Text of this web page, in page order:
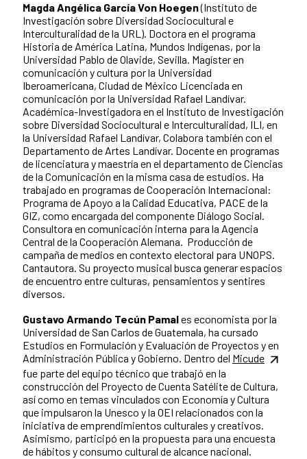
Magda Angélica García Von Hoegen(Instituto de
Investigación sobre Diversidad Sociocultural e
Interculturalidad de la URL). Doctora en el programa
Historia de América Latina, Mundos Indígenas, por la
Universidad Pablo de Olavide, Sevilla. Magíster en
comunicación y cultura por la Universidad
Iberoamericana, Ciudad de México Licenciada en
comunicación por la Universidad Rafael Landívar.
Académica-Investigadora en el Instituto de Investigación
sobre Diversidad Sociocultural e Interculturalidad, ILI, en
la Universidad Rafael Landívar, Colabora también con el
Departamento de Artes Landívar. Docente en programas
de licenciatura y maestría en el departamento de Ciencias
de la Comunicación en la misma casa de estudios. Ha
trabajado en programas de Cooperación Internacional:
Programa de Apoyo a la Calidad Educativa, PACE de la
GIZ, como encargada del componente Diálogo Social.
Consultora en comunicación interna para la Agencia
Central de la Cooperación Alemana. Producción de
campaña de medios en contexto electoral para UNOPS.
Cantautora. Su proyecto musical busca generar espacios
de encuentro entre culturas, pensamientos y sentires
diversos.
Gustavo Armando Tecún Pamales economista por la
Universidad de San Carlos de Guatemala, ha cursado
Estudios en Formulación y Evaluación de Proyectos y en
Administración Pública y Gobierno. Dentro del Micude
fue parte del equipo técnico que trabajó en la
construcción del Proyecto de Cuenta Satélite de Cultura,
así como en temas vinculados con Economía y Cultura
que impulsaron la Unesco y la OEI relacionados con la
iniciativa de emprendimientos culturales y creativos.
Asimismo, participó en la propuesta para una encuesta
de hábitos y consumo cultural de alcance nacional.